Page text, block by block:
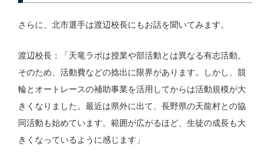
さらに、北市選手は渡辺校長にもお話を聞いてみます。
渡辺校長：「天竜ラボは授業や部活動とは異なる有志活動。
そのため、活動費などの捻出に限界があります。しかし、競
輪とオートレースの補助事業を活用してからは活動規模が大
きくなりました。最近は県外に出て、長野県の天龍村との協
同活動も始めています。範囲が広がるほど、生徒の成長も大
きくなっているように感じます」